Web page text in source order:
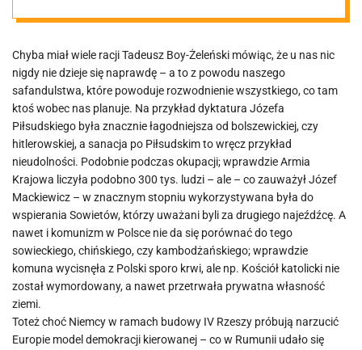
Chyba miał wiele racji Tadeusz Boy-Żeleński mówiąc, że u nas nic
nigdy nie dzieje się naprawdę – a to z powodu naszego
safandulstwa, które powoduje rozwodnienie wszystkiego, co tam
ktoś wobec nas planuje. Na przykład dyktatura Józefa
Piłsudskiego była znacznie łagodniejsza od bolszewickiej, czy
hitlerowskiej, a sanacja po Piłsudskim to wręcz przykład
nieudolności. Podobnie podczas okupacji; wprawdzie Armia
Krajowa liczyła podobno 300 tys. ludzi – ale – co zauważył Józef
Mackiewicz – w znacznym stopniu wykorzystywana była do
wspierania Sowietów, którzy uważani byli za drugiego najeźdźcę. A
nawet i komunizm w Polsce nie da się porównać do tego
sowieckiego, chińskiego, czy kambodżańskiego; wprawdzie
komuna wycisnęła z Polski sporo krwi, ale np. Kościół katolicki nie
został wymordowany, a nawet przetrwała prywatna własność
ziemi.
Toteż choć Niemcy w ramach budowy IV Rzeszy próbują narzucić
Europie model demokracji kierowanej – co w Rumunii udało się